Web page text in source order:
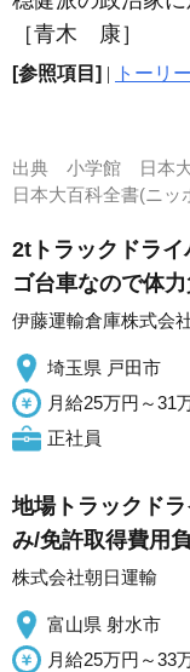
［青木 康］
[参照項目] | トーリ
出典 小学館 日本
日本大百科全書(ニ
2tトラックドラ
ゴ台車なので体
伊藤運輸倉庫株式会
埼玉県 戸田市
月給25万円～31
正社員
地場トラックド
み/免許取得費用
株式会社朝日運輸
富山県 射水市
月給25万円～33